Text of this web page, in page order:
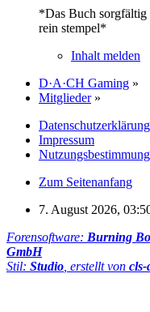
*Das Buch sorgfältig
rein stempel*
Inhalt melden
D·A·CH Gaming »
Mitglieder »
Datenschutzerklärung
Impressum
Zum Seitenanfang
7. August 2026,
Forensoftware: Burning
GmbH
Stil: Studio , erstellt von cls-